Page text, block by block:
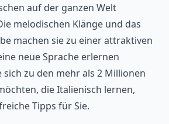
auf der ganzen Welt
melodischen Klänge und das
machen sie zu einer attraktiven
neue Sprache erlernen
sich zu den mehr als 2 Millionen
die Italienisch lernen,
Tipps für Sie.